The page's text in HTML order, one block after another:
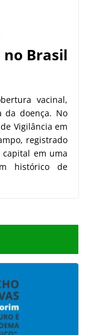
Brasil
vacinal,
da doença. No
Vigilância em
registrado
em uma
histórico de